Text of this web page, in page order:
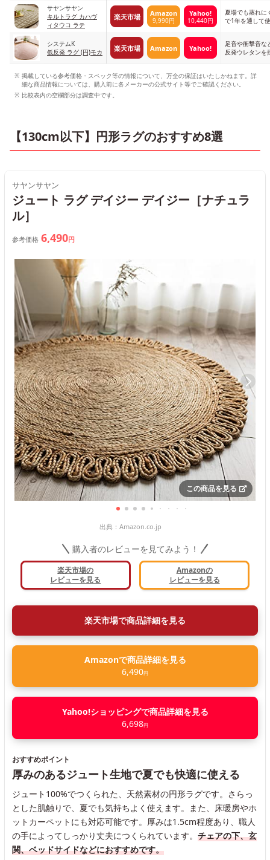
サヤンサヤン
キルトラグ カハヴ
ィタウコ ラテ
楽天市場 Amazon
9,990円
Yahoo!
10,440円
夏場でも蒸れに
で1年を通して
システムK
低反発 ラグ (円)モカ
楽天市場 Amazon Yahoo!
足音や衝撃音な
反発ウレタンを
掲載している参考価格・スペック等の情報について、万全の保証はいたしかねます。詳
細な商品情報については、購入前に各メーカーの公式サイト等でご確認ください。
比較表内の空欄部分は調査中です。
【130cm以下】円形ラグのおすすめ8選
サヤンサヤン
ジュート ラグ デイジー デイジー［ナチュラ
ル］
参考価格 6,490円
この商品を見る
出典： Amazon.co.jp
購入者のレビューを見てみよう！
楽天市場の
レビューを見る
Amazonの
レビューを見る
楽天市場で商品詳細を見る
Amazonで商品詳細を見る
6,490円
Yahoo!ショッピングで商品詳細を見る
6,698円
おすすめポイント
厚みのあるジュート生地で夏でも快適に使える
ジュート100%でつくられた、天然素材の円形ラグです。さらっ
とした肌触りで、夏でも気持ちよく使えます。また、床暖房やホ
ットカーペットにも対応可能です。厚みは1.5cm程度あり、職人
の手によってしっかり丈夫につくられています。 チェアの下、玄
関、ベッドサイドなどにおすすめです。